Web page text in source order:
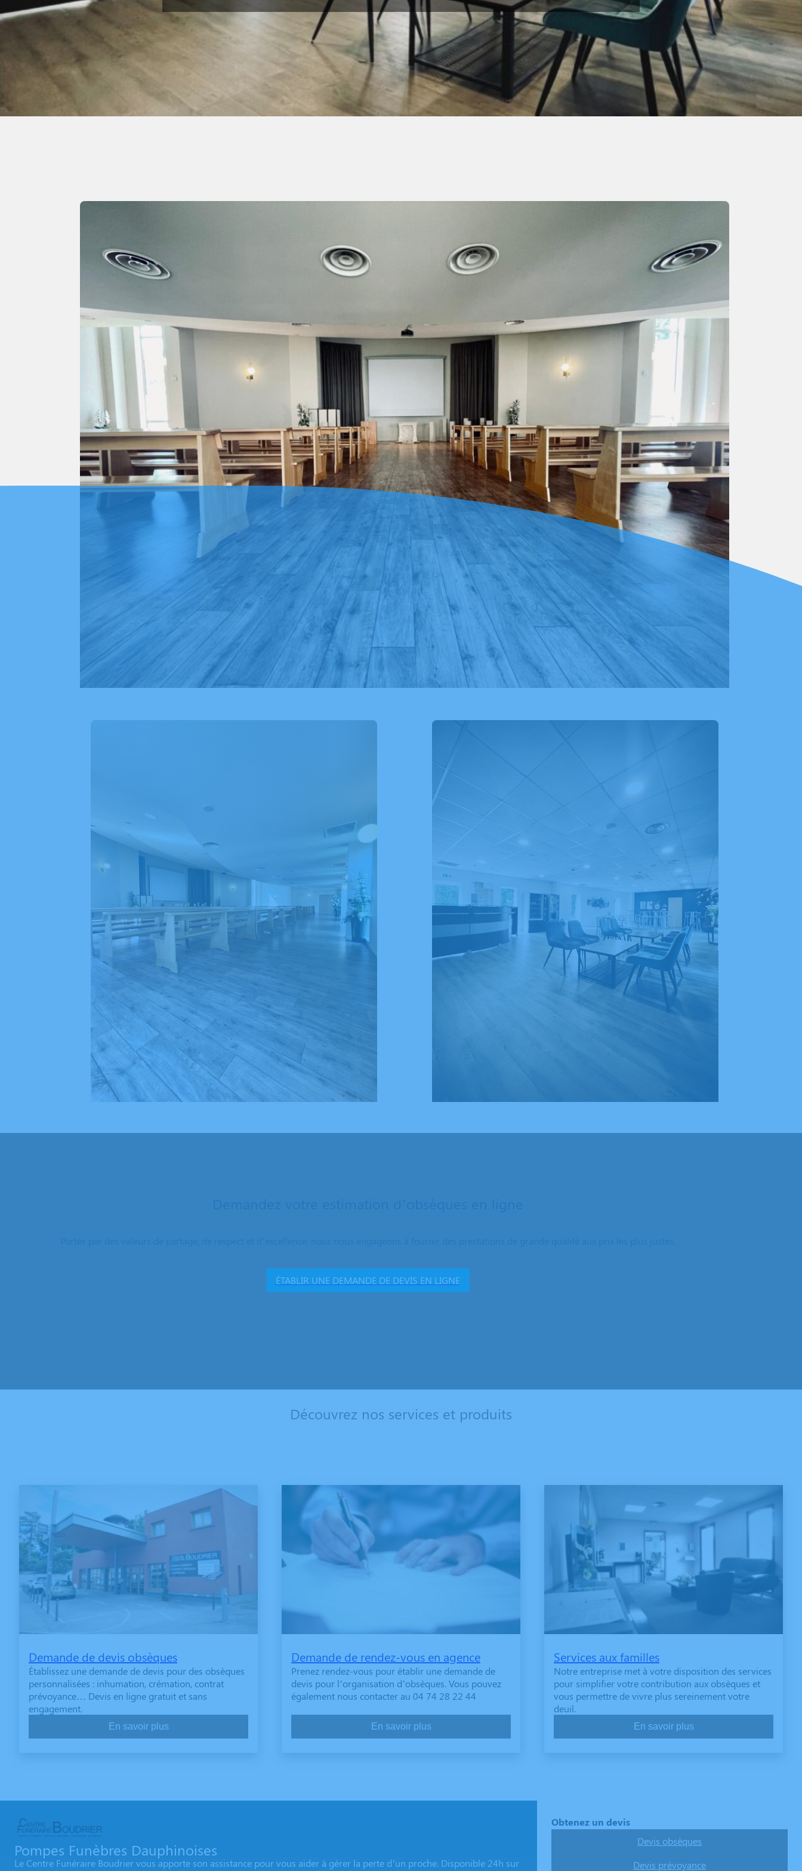
ÉTABLIR UNE DEMANDE DE DEVIS EN LIGNE
Découvrez nos services et produits
Demande de devis obsèques
Établissez une demande de devis pour des obsèques
personnalisées : inhumation, crémation, contrat
prévoyance… Devis en ligne gratuit et sans
engagement.
En savoir plus
Demande de rendez-vous en agence
Prenez rendez-vous pour établir une demande de
devis pour l’organisation d’obsèques. Vous pouvez
également nous contacter au 04 74 28 22 44
En savoir plus
Services aux familles
Notre entreprise met à votre disposition des services
pour simplifier votre contribution aux obsèques et
vous permettre de vivre plus sereinement votre
deuil.
En savoir plus
Pompes Funèbres Dauphinoises
Le Centre Funéraire Boudrier vous apporte son assistance pour vous aider à gérer la perte d’un proche. Disponible 24h sur
Obtenez un devis
Devis obsèques
Devis prévoyance